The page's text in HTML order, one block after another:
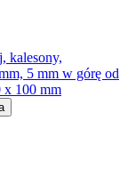
kalesony,
5 mm w górę od
x 100 mm